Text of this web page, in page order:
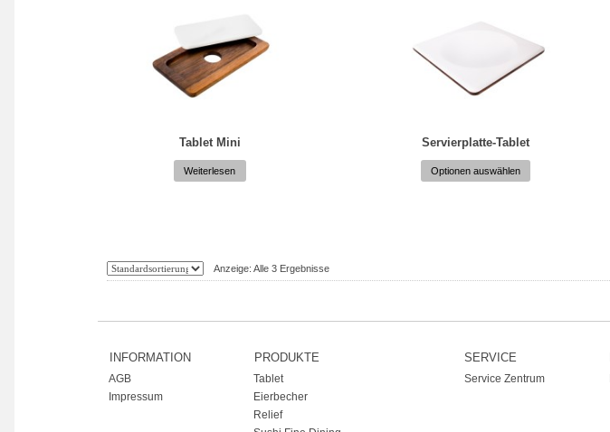
Tablet Mini
Weiterlesen
Servierplatte-Tablet
Optionen auswählen
Anzeige: Alle 3 Ergebnisse
INFORMATION
AGB
Impressum
PRODUKTE
Tablet
Eierbecher
Relief
SERVICE
Service Zentrum